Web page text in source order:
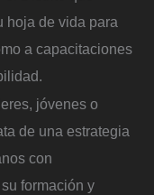
hoja de vida para
a capacitaciones
jóvenes o
de una estrategia
con
formación y